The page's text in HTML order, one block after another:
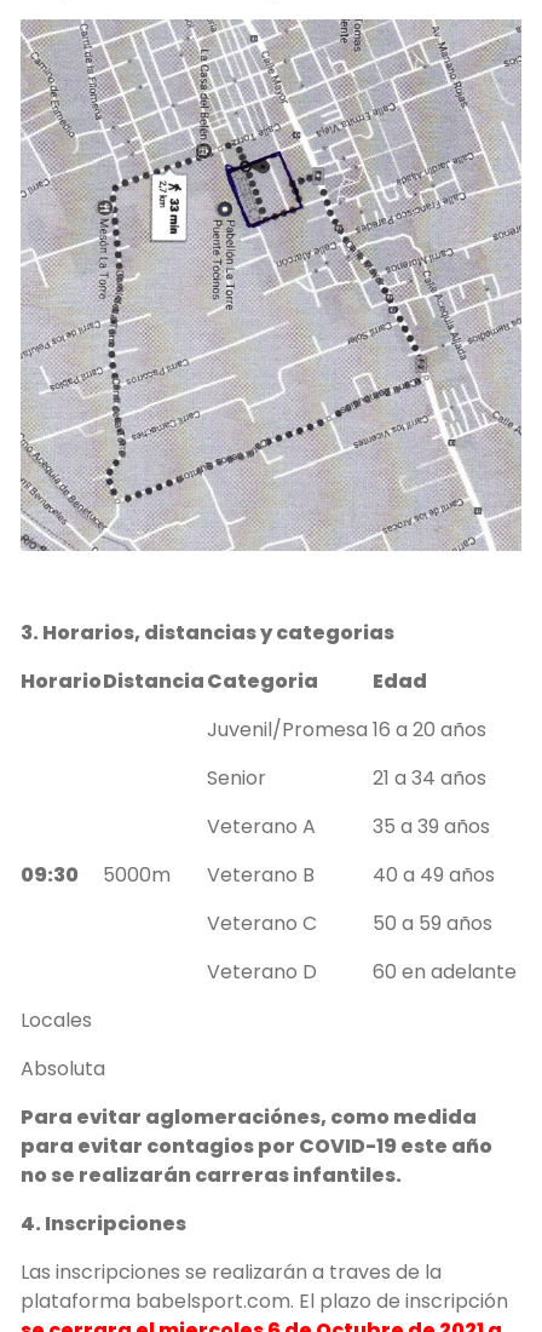
3. Horarios, distancias y categorias
HorarioDistanciaCategoria Edad
09:30 5000m
Juvenil/Promesa 16 a 20 años
Senior
21 a 34 años
Veterano A
35 a 39 años
Veterano B
40 a 49 años
Veterano C
50 a 59 años
Veterano D
60 en adelante
Locales
Absoluta
Para evitar aglomeraciónes, como medida
para evitar contagios por COVID-19 este año
no se realizarán carreras infantiles.
4. Inscripciones
Las inscripciones se realizarán a traves de la
plataforma babelsport.com. El plazo de inscripción